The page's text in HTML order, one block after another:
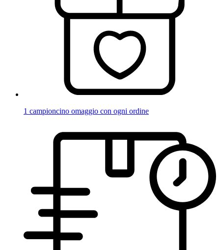
1 campioncino omaggio con ogni ordine